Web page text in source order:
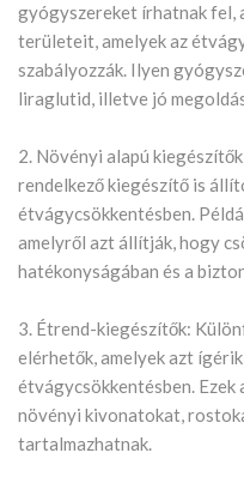
gyógyszereket írhatnak fel,
területeit, amelyek az
szabályozzák. Ilyen
liraglutid, illetve jó
2. Növényi alapú
rendelkező kiegészítő is
étvágycsökkentésben.
amelyről azt állítják, hogy
hatékonyságában és a
3. Étrend-kiegészítők:
elérhetők, amelyek azt
étvágycsökkentésben. Ezek
növényi kivonatokat,
tartalmazhatnak.